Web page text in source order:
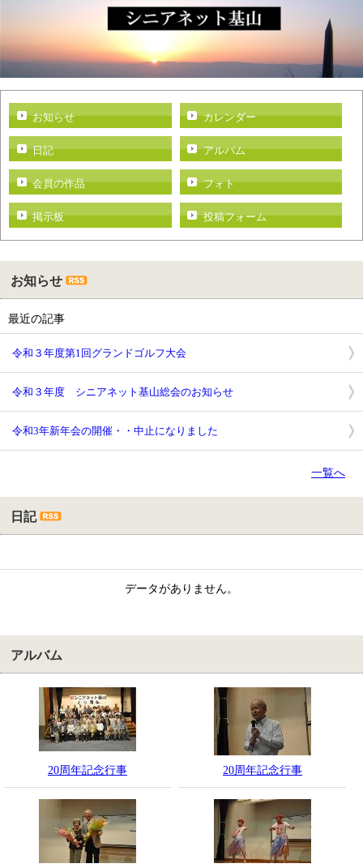
お知らせ カレンダー
日記 アルバム
会員の作品 フォト
掲示板 投稿フォーム
お知らせ
最近の記事
令和３年度第1回グランドゴルフ大会
令和３年度 シニアネット基山総会のお知らせ
令和3年新年会の開催・・中止になりました
一覧へ
日記
データがありません。
アルバム
20周年記念行事 20周年記念行事